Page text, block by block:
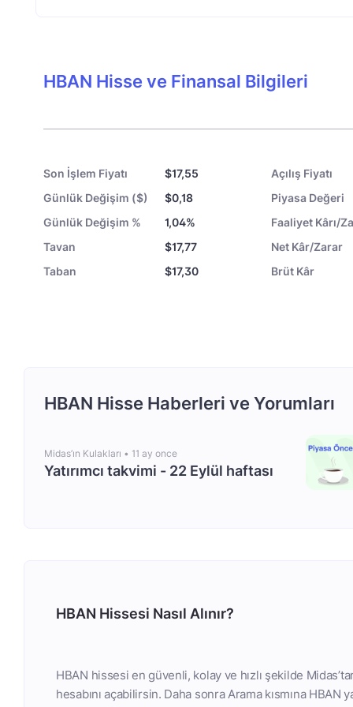
HBAN Hisse ve Finansal Bilgileri
Son İşlem Fiyatı $17,55
Açılış Fiyatı
Günlük Değişim ($)
$0,18
Piyasa Değeri
Günlük Değişim %
1,04%
Faaliyet Kârı/
Tavan
$17,77
Net Kâr/Zarar
Taban
$17,30 Brüt Kâr
HBAN Hisse Haberleri ve Yorumları
Midas’ın Kulakları • 11 ay once
Yatırımcı takvimi - 22 Eylül haftası
HBAN Hissesi Nasıl Alınır?
HBAN hissesi en güvenli, kolay ve hızlı şekilde
hesabını açabilirsin. Daha sonra Arama kısmına